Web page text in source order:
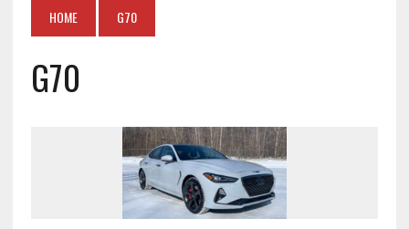
HOME G70
G70